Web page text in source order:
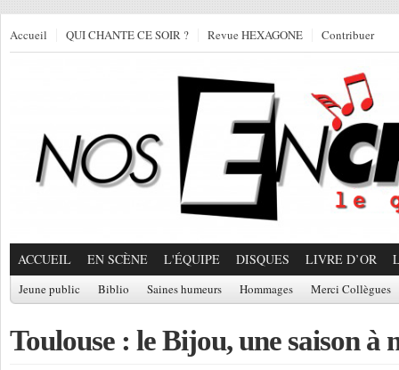
Accueil QUI CHANTE CE SOIR ? Revue HEXAGONE Contribuer
ACCUEIL EN SCÈNE L'ÉQUIPE DISQUES LIVRE D’OR
Jeune public Biblio Saines humeurs Hommages Merci Collègues
Toulouse : le Bijou, une saison à